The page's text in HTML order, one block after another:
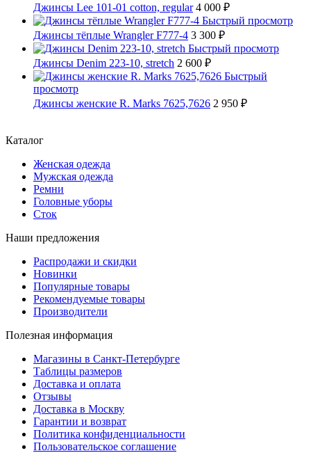
Джинсы Lee 101-01 cotton, regular 4 000 ₽
Быстрый просмотр
Джинсы тёплые Wrangler F777-4 3 300 ₽
Быстрый просмотр
Джинсы Denim 223-10, stretch 2 600 ₽
Быстрый
просмотр
Джинсы женские R. Marks 7625,7626 2 950 ₽
Каталог
Женская одежда
Мужская одежда
Ремни
Головные уборы
Сток
Наши предложения
Распродажи и скидки
Новинки
Популярные товары
Рекомендуемые товары
Производители
Полезная информация
Магазины в Санкт-Петербурге
Таблицы размеров
Доставка и оплата
Отзывы
Доставка в Москву
Гарантии и возврат
Политика конфиденциальности
Пользовательское соглашение